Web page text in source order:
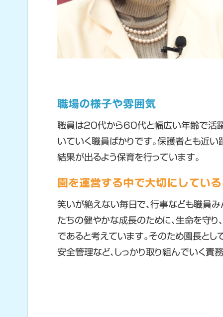
職場の様子や雰囲気
職員は20代から60代と幅広い年齢で活躍
いていく職員ばかりです。保護者とも近
結果が出るよう保育を行っています。
園を運営する中で大切にしてい
笑いが絶えない毎日で、行事なども職員
たちの健やかな成長のために、生命を守
であると考えています。そのため園長とし
安全管理など、しっかり取り組んでいく責